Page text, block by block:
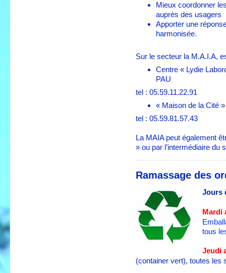
Mieux coordonner
auprès des usagers
Apporter une
harmonisée.
Sur le secteur la M.A.I.A,
Centre « Lydie
PAU
tel : 05.59.11.22.91
« Maison de la Cité
tel : 05.59.81.57.43
La MAIA peut également
» ou par l’intermédiaire du
Ramassage des
Jours
Mardi
tous
Jeudi
(container vert), toutes les